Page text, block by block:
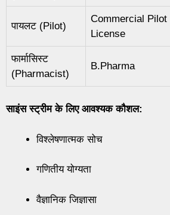
पायलट (Pilot)
Commercial Pilot
License
फार्मासिस्ट
(Pharmacist)
B.Pharma
साइंस स्ट्रीम के लिए आवश्यक कौशल:
विश्लेषणात्मक सोच
गणितीय योग्यता
वैज्ञानिक जिज्ञासा